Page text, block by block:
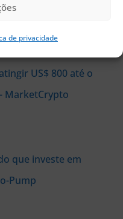
de privacidade
US$ 800 até o
MarketCrypto
que investe em
Pump